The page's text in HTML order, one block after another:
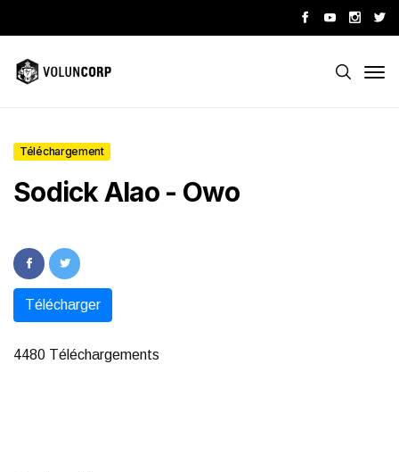
Téléchargement
Sodick Alao - Owo
Télécharger
4480 Téléchargements